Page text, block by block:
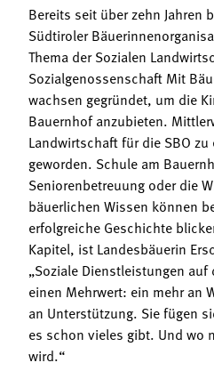
Bereits seit über zehn Jahren
Südtiroler
Thema der Sozialen
Sozialgenossenschaft Mit
wachsen gegründet, um die
Bauernhof anzubieten.
Landwirtschaft für die SBO
geworden. Schule am
Seniorenbetreuung oder die
bäuerlichen Wissen können
erfolgreiche Geschichte
Kapitel, ist Landesbäuerin
„Soziale Dienstleistungen
einen Mehrwert: ein mehr an
an Unterstützung. Sie fügen
es schon vieles gibt. Und wo
wird.“